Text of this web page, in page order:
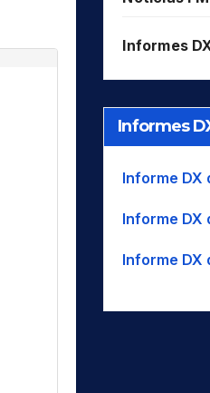
Informes
Informes
Informe DX
Informe DX
Informe DX